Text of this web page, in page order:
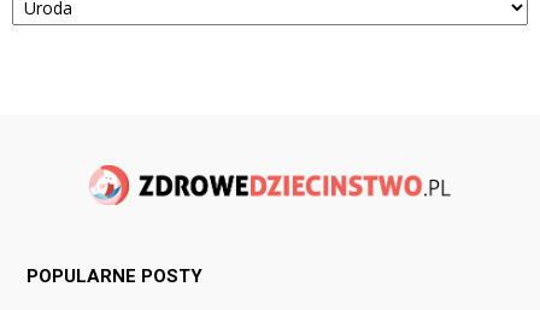
POPULARNE POSTY